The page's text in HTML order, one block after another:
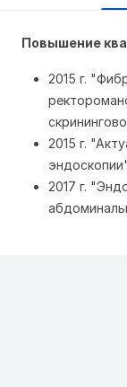
Повышение
2015 г.
2015 г.
эндоскопии"
2017 г.